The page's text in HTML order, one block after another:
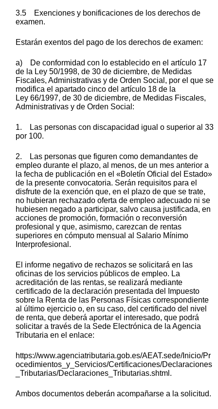
3.5 Exenciones y bonificaciones de los derechos de
examen.
Estarán exentos del pago de los derechos de examen:
a) De conformidad con lo establecido en el artículo 17
de la Ley 50/1998, de 30 de diciembre, de Medidas
Fiscales, Administrativas y de Orden Social, por el que se
modifica el apartado cinco del artículo 18 de la
Ley 66/1997, de 30 de diciembre, de Medidas Fiscales,
Administrativas y de Orden Social:
1. Las personas con discapacidad igual o superior al 33
por 100.
2. Las personas que figuren como demandantes de
empleo durante el plazo, al menos, de un mes anterior a
la fecha de publicación en el «Boletín Oficial del Estado»
de la presente convocatoria. Serán requisitos para el
disfrute de la exención que, en el plazo de que se trate,
no hubieran rechazado oferta de empleo adecuado ni se
hubiesen negado a participar, salvo causa justificada, en
acciones de promoción, formación o reconversión
profesional y que, asimismo, carezcan de rentas
superiores en cómputo mensual al Salario Mínimo
Interprofesional.
El informe negativo de rechazos se solicitará en las
oficinas de los servicios públicos de empleo. La
acreditación de las rentas, se realizará mediante
certificado de la declaración presentada del Impuesto
sobre la Renta de las Personas Físicas correspondiente
al último ejercicio o, en su caso, del certificado del nivel
de renta, que deberá aportar el interesado, que podrá
solicitar a través de la Sede Electrónica de la Agencia
Tributaria en el enlace:
https://www.agenciatributaria.gob.es/AEAT.sede/Inicio/Pr
ocedimientos_y_Servicios/Certificaciones/Declaraciones
_Tributarias/Declaraciones_Tributarias.shtml.
Ambos documentos deberán acompañarse a la solicitud.